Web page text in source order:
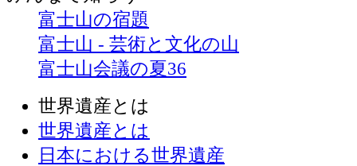
富士山の宿題
富士山 - 芸術と文化の山
富士山会議の夏36
世界遺産とは
世界遺産とは
日本における世界遺産